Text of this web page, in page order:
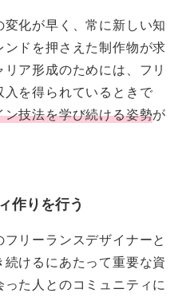
化が早く、常に新しい知
ドを押さえた制作物が求
ア形成のためには、フリ
を得られているときで
技法を学び続ける姿勢が
作りを行う
リーランスデザイナーと
けるにあたって重要な資
た人とのコミュニティに